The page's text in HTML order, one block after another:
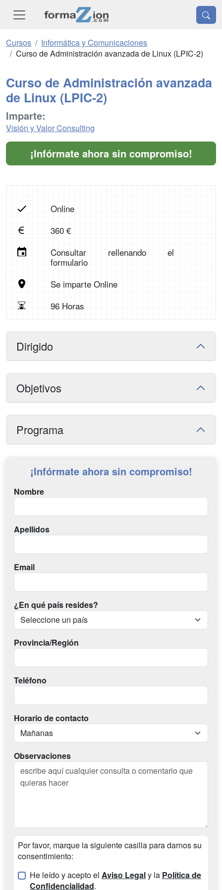
Cursos
Informática y Comunicaciones
Curso de Administración avanzada de Linux (LPIC-2)
Curso de Administración avanzada
de Linux (LPIC-2)
Imparte:
Visión y Valor Consulting
¡Infórmate ahora sin compromiso!
Online
360 €
Consultar rellenando el
formulario
Se imparte Online
96 Horas
Dirigido
Objetivos
Programa
¡Infórmate ahora sin compromiso!
Nombre
Apellidos
Email
¿En qué país resides?
Provincia/Región
Teléfono
Horario de contacto
Observaciones
Por favor, marque la siguiente casilla para darnos su
consentimiento:
He leído y acepto el Aviso Legaly la Política de
Confidencialidad.